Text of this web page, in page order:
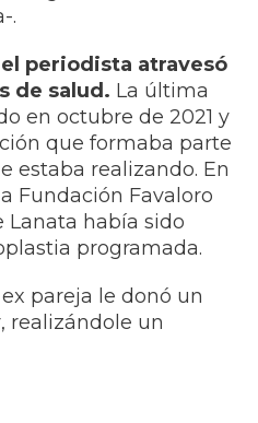
.
el periodista atravesó
de salud. La última
en octubre de 2021 y
que formaba parte
estaba realizando. En
Fundación Favaloro
Lanata había sido
programada.
pareja le donó un
realizándole un